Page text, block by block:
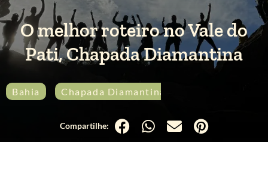
O melhor roteiro no Vale do
Pati, Chapada Diamantina
Bahia Chapada Diamantina